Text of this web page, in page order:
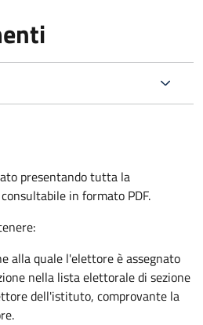
presentando tutta la
in formato PDF.
alla quale l'elettore è assegnato
nella lista elettorale di sezione
dell'istituto, comprovante la